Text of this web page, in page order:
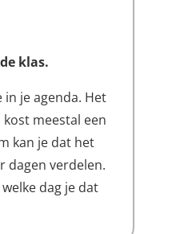
klas.
je agenda. Het
meestal een
kan je dat het
dagen verdelen.
dag je dat